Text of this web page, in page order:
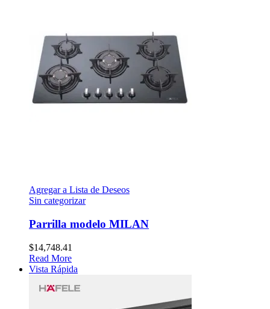
Agregar a Lista de Deseos
Sin categorizar
Parrilla modelo MILAN
$14,748.41
Read More
Vista Rápida